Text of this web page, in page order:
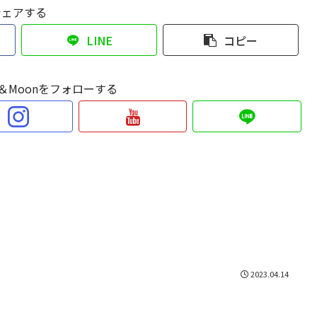
アする
LINE コピー
Moonをフォローする
2023.04.14